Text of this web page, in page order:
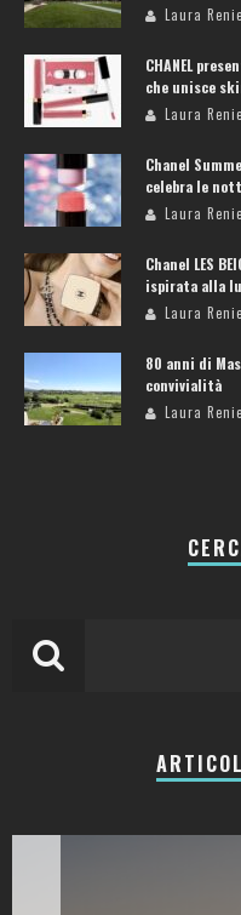
Laura
CHANEL
che unisce
Laura
Chanel
celebra le
Laura
Chanel LES
ispirata alla
Laura
80 anni di
convivialità
Laura